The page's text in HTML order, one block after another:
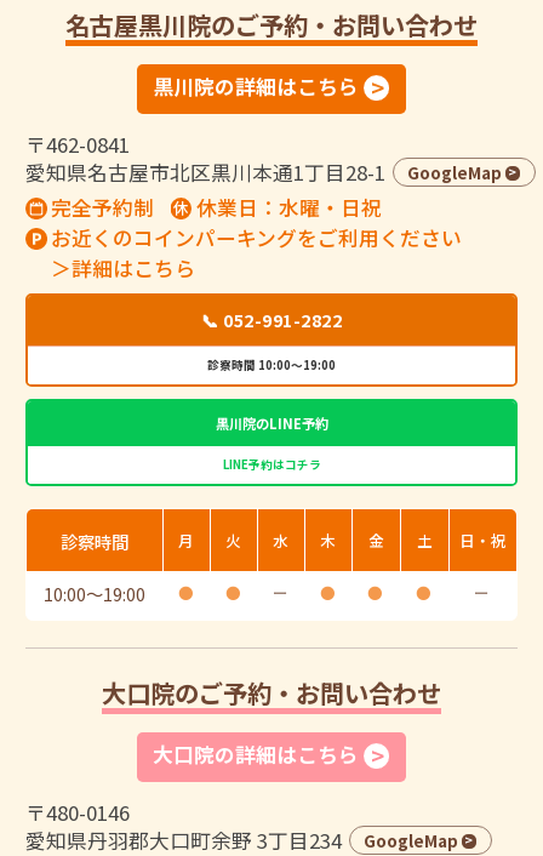
名古屋黒川院のご予約・お問い合わせ
黒川院の詳細はこちら
〒462-0841
愛知県名古屋市北区黒川本通1丁目28-1
GoogleMap
完全予約制
休業日：水曜・日祝
お近くのコインパーキングをご利用ください
＞詳細はこちら
📞 052-991-2822
診察時間 10:00～19:00
黒川院のLINE予約
LINE予約はコチラ
診察時間 月 火 水 木 金 土 日・祝
10:00〜19:00 ● ● ー ● ● ● ー
大口院のご予約・お問い合わせ
大口院の詳細はこちら
〒480-0146
愛知県丹羽郡大口町余野 3丁目234
GoogleMap